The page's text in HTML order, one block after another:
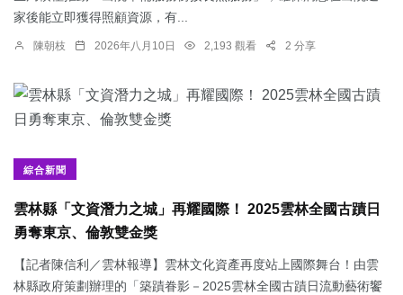
家後能立即獲得照顧資源，有...
陳朝枝 2026年八月10日 2,193 觀看 2 分享
綜合新聞
雲林縣「文資潛力之城」再耀國際！ 2025雲林全國古蹟日
勇奪東京、倫敦雙金獎
【記者陳信利／雲林報導】雲林文化資產再度站上國際舞台！由雲
林縣政府策劃辦理的「築蹟眷影－2025雲林全國古蹟日流動藝術饗